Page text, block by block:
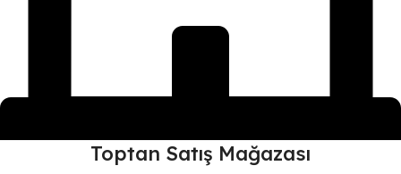
Toptan Satış Mağazası